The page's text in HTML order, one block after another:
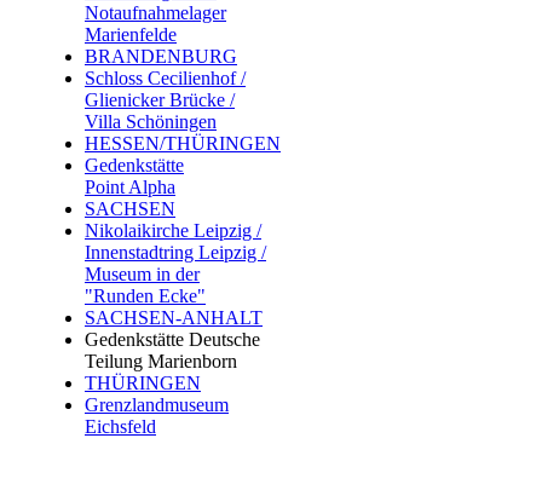
Notaufnahmelager
Marienfelde
BRANDENBURG
Schloss Cecilienhof /
Glienicker Brücke /
Villa Schöningen
HESSEN/THÜRINGEN
Gedenkstätte
Point Alpha
SACHSEN
Nikolaikirche Leipzig /
Innenstadtring Leipzig /
Museum in der
"Runden Ecke"
SACHSEN-ANHALT
Gedenkstätte Deutsche
Teilung Marienborn
THÜRINGEN
Grenzlandmuseum
Eichsfeld